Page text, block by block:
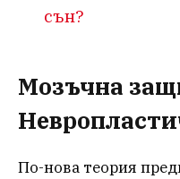
сън?
Мозъчна
По-нова теория